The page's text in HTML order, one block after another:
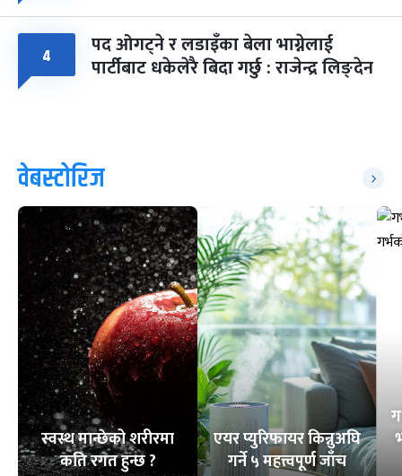
४ पद ओगट्ने र लडाइँका बेला भाग्नेलाई
पार्टीबाट धकेलेरै बिदा गर्छु : राजेन्द्र लिङ्देन
वेबस्टोरिज
स्वस्थ मान्छेको शरीरमा
कति रगत हुन्छ ?
एयर प्युरिफायर किन्नुअघि
गर्ने ५ महत्त्वपूर्ण जाँच